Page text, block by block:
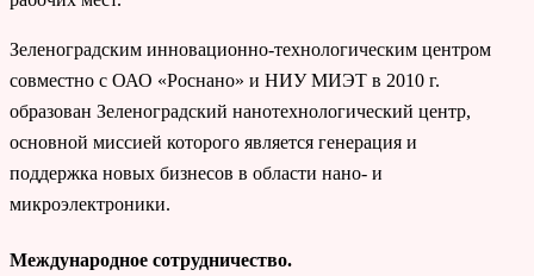
Зеленоградским инновационно-технологическим центром
совместно с ОАО «Роснано» и НИУ МИЭТ в 2010 г.
образован Зеленоградский нанотехнологический центр,
основной миссией которого является генерация и
поддержка новых бизнесов в области нано- и
микроэлектроники.
Международное сотрудничество.